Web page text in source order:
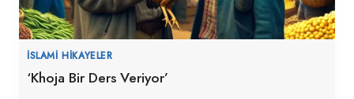
İSLAMI HIKAYELER
‘Khoja Bir Ders Veriyor’